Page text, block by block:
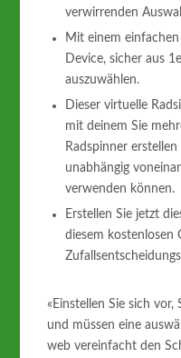
verwirrenden
Mit einem
Device, sicher aus
auszuwählen.
Dieser virtuelle
mit deinem Sie
Radspinner
unabhängig
verwenden können.
Erstellen Sie jetzt
diesem kostenlosen
«Einstellen Sie sich
und müssen eine
web vereinfacht den